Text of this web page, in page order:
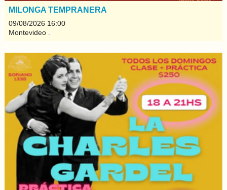
MILONGA TEMPRANERA
09/08/2026 16:00
Montevideo